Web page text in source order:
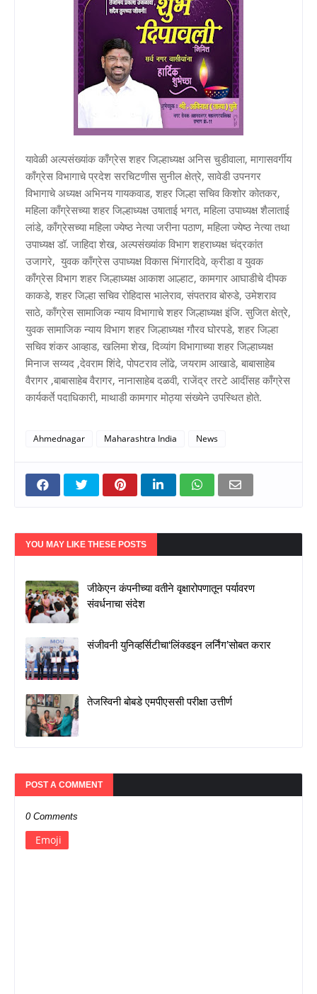
यावेळी अल्पसंख्यांक काँग्रेस शहर जिल्हाध्यक्ष अनिस चुडीवाला, मागासवर्गीय
काँग्रेस विभागाचे प्रदेश सरचिटणीस सुनील क्षेत्रे, सावेडी उपनगर
विभागाचे अध्यक्ष अभिनय गायकवाड, शहर जिल्हा सचिव किशोर कोतकर,
महिला काँग्रेसच्या शहर जिल्हाध्यक्ष उषाताई भगत, महिला उपाध्यक्ष शैलाताई
लांडे, काँग्रेसच्या महिला ज्येष्ठ नेत्या जरीना पठाण, महिला ज्येष्ठ नेत्या तथा
उपाध्यक्ष डॉ. जाहिदा शेख, अल्पसंख्यांक विभाग शहराध्यक्ष चंद्रकांत
उजागरे, युवक काँग्रेस उपाध्यक्ष विकास भिंगारदिवे, क्रीडा व युवक
काँग्रेस विभाग शहर जिल्हाध्यक्ष आकाश आल्हाट, कामगार आघाडीचे दीपक
काकडे, शहर जिल्हा सचिव रोहिदास भालेराव, संपतराव बोरुडे, उमेशराव
साठे, काँग्रेस सामाजिक न्याय विभागाचे शहर जिल्हाध्यक्ष इंजि. सुजित क्षेत्रे,
युवक सामाजिक न्याय विभाग शहर जिल्हाध्यक्ष गौरव घोरपडे, शहर जिल्हा
सचिव शंकर आव्हाड, खलिमा शेख, दिव्यांग विभागाच्या शहर जिल्हाध्यक्ष
मिनाज सय्यद ,देवराम शिंदे, पोपटराव लोंढे, जयराम आखाडे, बाबासाहेब
वैरागर ,बाबासाहेब वैरागर, नानासाहेब दळवी, राजेंद्र तरटे आदींसह काँग्रेस
कार्यकर्ते पदाधिकारी, माथाडी कामगार मोठ्या संख्येने उपस्थित होते.
Ahmednagar Maharashtra India News
YOU MAY LIKE THESE POSTS
जीकेएन कंपनीच्या वतीने वृक्षारोपणातून पर्यावरण
संवर्धनाचा संदेश
संजीवनी युनिव्हर्सिटीचा‘लिंक्डइन लर्निंग’सोबत करार
तेजस्विनी बोबडे एमपीएससी परीक्षा उत्तीर्ण
POST A COMMENT
0 Comments
Emoji